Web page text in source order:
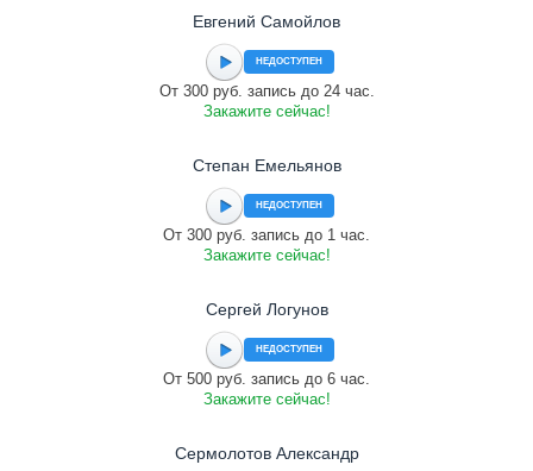
Евгений Самойлов
НЕДОСТУПЕН
От 300 руб. запись до 24 час.
Закажите сейчас!
Степан Емельянов
НЕДОСТУПЕН
От 300 руб. запись до 1 час.
Закажите сейчас!
Сергей Логунов
НЕДОСТУПЕН
От 500 руб. запись до 6 час.
Закажите сейчас!
Сермолотов Александр